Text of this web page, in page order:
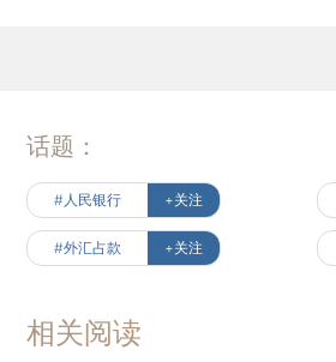
话题：
#人民银行 +关注
#外汇占款 +关注
相关阅读